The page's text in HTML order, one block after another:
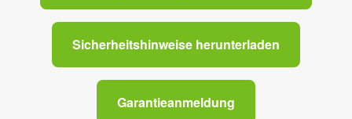
Sicherheitshinweise herunterladen
Garantieanmeldung